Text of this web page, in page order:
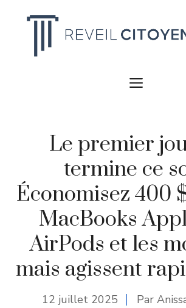
MENU
Le premier
termine ce
Économisez 400
MacBooks
AirPods et les
mais agissent
12 juillet 2025 Par